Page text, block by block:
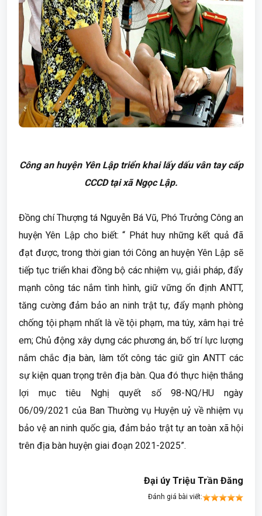
Công an huyện Yên Lập triển khai lấy dấu vân tay cấp
CCCD tại xã Ngọc Lập.
Đồng chí Thượng tá Nguyễn Bá Vũ, Phó Trưởng Công an
huyện Yên Lập cho biết: “ Phát huy những kết quả đã
đạt được, trong thời gian tới Công an huyện Yên Lập sẽ
tiếp tục triển khai đồng bộ các nhiệm vụ, giải pháp, đẩy
mạnh công tác nắm tình hình, giữ vững ổn định ANTT,
tăng cường đảm bảo an ninh trật tự, đẩy mạnh phòng
chống tội phạm nhất là về tội phạm, ma túy, xâm hại trẻ
em; Chủ động xây dựng các phương án, bố trí lực lượng
nắm chắc địa bàn, làm tốt công tác giữ gìn ANTT các
sự kiện quan trọng trên địa bàn. Qua đó thực hiện thắng
lợi mục tiêu Nghị quyết số 98-NQ/HU ngày
06/09/2021 của Ban Thường vụ Huyện uỷ về nhiệm vụ
bảo vệ an ninh quốc gia, đảm bảo trật tự an toàn xã hội
trên địa bàn huyện giai đoạn 2021-2025”.
Đại úy Triệu Trần Đăng
Đánh giá bài viết: